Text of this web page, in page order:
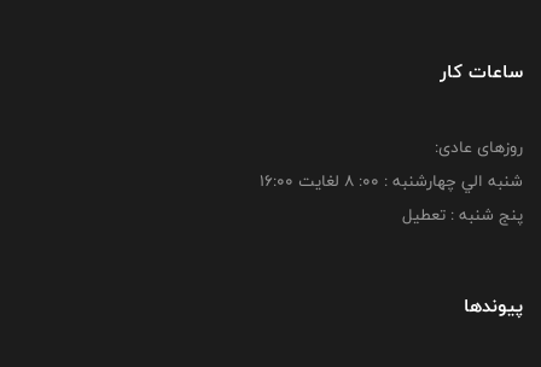
ساعات کار
روزهای عادی:
شنبه الي چهارشنبه : 00: 8 لغايت 16:00
پنج شنبه : تعطیل
پیوندها